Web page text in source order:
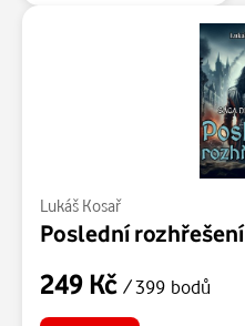
Lukáš Kosař
Poslední rozhřešení
249 Kč / 399 bodů